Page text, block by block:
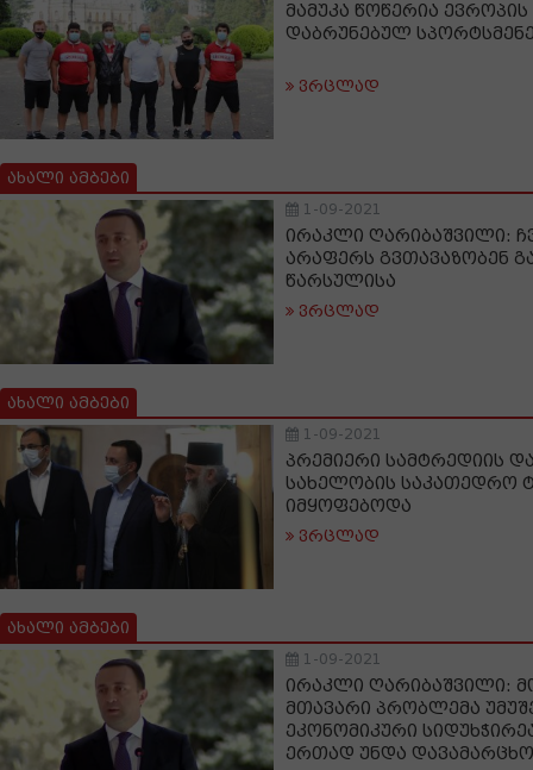
მამუკა წოწერია
დაბრუნებულ
ვრცლად
ახალი ამბები
1-09-2021
ირაკლი ღარიბაშვილი:
არაფერს გვთავაზობენ
წარსულისა
ვრცლად
ახალი ამბები
1-09-2021
პრემიერი სამტრედიის
სახელობის საკათედრო
იმყოფებოდა
ვრცლად
ახალი ამბები
1-09-2021
ირაკლი ღარიბაშვილი:
მთავარი პრობლემა
ეკონომიკური
ერთად უნდა